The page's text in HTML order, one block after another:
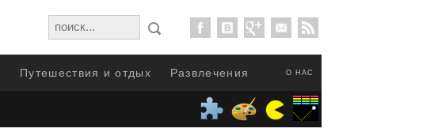
О НАС
Путешествия и отдых Развлечения